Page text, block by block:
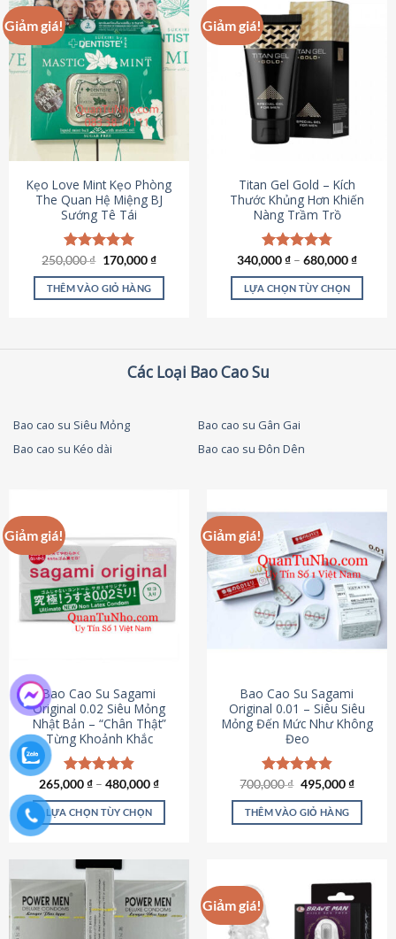
có
nhiều
biến
tùy
chọn
có
chọn
trên
trang
sản
phẩm
Giảm giá!
Kẹo Love Mint Kẹo Phòng
The Quan Hệ Miệng BJ
Sướng Tê Tái
Được xếp
hạng5.00
5 sao
250,000₫ Giá
là:
250,000 ₫.
170,000₫Giá
tại
THÊM VÀO GIỎ HÀNG
Giảm giá!
Titan Gel Gold – Kích
Thước Khủng Hơn Khiến
Nàng Trầm Trồ
Được xếp
hạng4.79
5 sao
340,000₫ – 680,000₫
LỰA CHỌN TÙY CHỌN
thể.
tùy
thể
được
chọn
trên
trang
sản
phẩm
Các Loại Bao Cao Su
Bao cao su Siêu Mỏng
Bao cao su Gân Gai
Bao cao su Kéo dài
Bao cao su Đôn Dên
Giảm giá!
Bao Cao Su Sagami
Original 0.02 Siêu Mỏng
Nhật Bản – “Chân Thật”
Từng Khoảnh Khắc
Được xếp
hạng4.87
5 sao
265,000₫ – 480,000₫
LỰA CHỌN TÙY CHỌN
này
có
nhiều
biến
Giảm giá!
Bao Cao Su Sagami
Original 0.01 – Siêu Siêu
Mỏng Đến Mức Như Không
Đeo
Được xếp
hạng4.83
5 sao
700,000₫ Giá
là:
700,000 ₫.
495,000₫Giá
tại
THÊM VÀO GIỎ HÀNG
Giảm giá!